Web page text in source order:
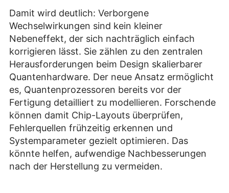
Damit wird deutlich: Verborgene
Wechselwirkungen sind kein kleiner
Nebeneffekt, der sich nachträglich einfach
korrigieren lässt. Sie zählen zu den zentralen
Herausforderungen beim Design skalierbarer
Quantenhardware. Der neue Ansatz ermöglicht
es, Quantenprozessoren bereits vor der
Fertigung detailliert zu modellieren. Forschende
können damit Chip-Layouts überprüfen,
Fehlerquellen frühzeitig erkennen und
Systemparameter gezielt optimieren. Das
könnte helfen, aufwendige Nachbesserungen
nach der Herstellung zu vermeiden.